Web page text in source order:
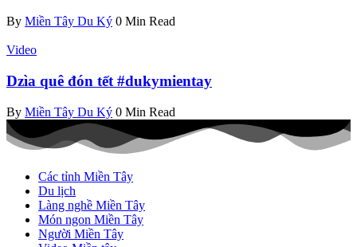
By Miền Tây Du Ký 0 Min Read
Video
Dzìa quê đón tết #dukymientay
By Miền Tây Du Ký 0 Min Read
Các tỉnh Miền Tây
Du lịch
Làng nghề Miền Tây
Món ngon Miền Tây
Người Miền Tây